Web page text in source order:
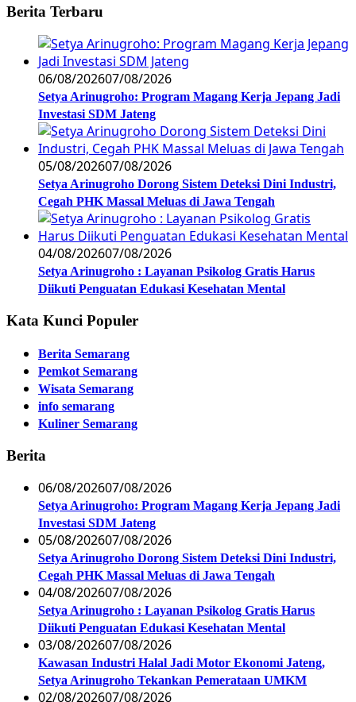
Berita Terbaru
06/08/202607/08/2026
Setya Arinugroho: Program Magang Kerja Jepang Jadi
Investasi SDM Jateng
05/08/202607/08/2026
Setya Arinugroho Dorong Sistem Deteksi Dini Industri,
Cegah PHK Massal Meluas di Jawa Tengah
04/08/202607/08/2026
Setya Arinugroho : Layanan Psikolog Gratis Harus
Diikuti Penguatan Edukasi Kesehatan Mental
Kata Kunci Populer
Berita Semarang
Pemkot Semarang
Wisata Semarang
info semarang
Kuliner Semarang
Berita
06/08/202607/08/2026
Setya Arinugroho: Program Magang Kerja Jepang Jadi
Investasi SDM Jateng
05/08/202607/08/2026
Setya Arinugroho Dorong Sistem Deteksi Dini Industri,
Cegah PHK Massal Meluas di Jawa Tengah
04/08/202607/08/2026
Setya Arinugroho : Layanan Psikolog Gratis Harus
Diikuti Penguatan Edukasi Kesehatan Mental
03/08/202607/08/2026
Kawasan Industri Halal Jadi Motor Ekonomi Jateng,
Setya Arinugroho Tekankan Pemerataan UMKM
02/08/202607/08/2026